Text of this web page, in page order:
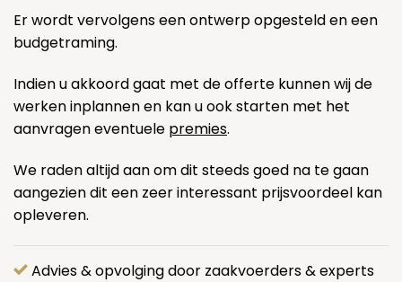
Er wordt vervolgens een ontwerp opgesteld en een
budgetraming.
Indien u akkoord gaat met de offerte kunnen wij de
werken inplannen en kan u ook starten met het
aanvragen eventuele premies.
We raden altijd aan om dit steeds goed na te gaan
aangezien dit een zeer interessant prijsvoordeel kan
opleveren.
Advies & opvolging door zaakvoerders & experts